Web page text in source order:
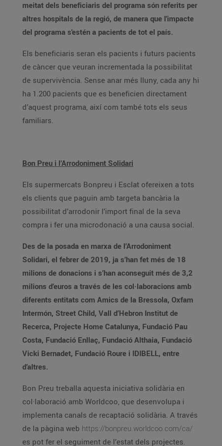
meitat dels beneficiaris del programa són referits per
altres hospitals de la regió, de manera que l'impacte
del programa s'estén a pacients de tot el país.
Els beneficiaris seran els pacients i futurs pacients
de càncer que veuran incrementada la possibilitat
de supervivència. Sense anar més lluny, cada any hi
ha 1.200 pacients que es beneficien directament
d’aquest programa, així com també tots els seus
familiars.
Bon Preu i l’Arrodoniment Solidari
Els supermercats Bonpreu i Esclat ofereixen a tots
els clients que paguin amb targeta bancària la
possibilitat d’arrodonir l’import final de la seva
compra i fer una microdonació a una causa social.
Des de la posada en marxa de l’Arrodoniment
Solidari, el febrer de 2019, ja s’han fet més de 18
milions de donacions i s’han aconseguit més de 3,2
milions d’euros a través de les col·laboracions amb
diferents entitats com Amics de la Bressola, Oxfam
Intermón, Street Child, Vall d’Hebron Institut de
Recerca, Projecte Home Catalunya, Fundació Pau
Costa, Fundació Enllaç, Fundació Althaia, Fundació
Vicki Bernadet, Fundació Roure i IDIBELL, entre
d’altres.
Bon Preu treballa aquesta iniciativa solidària en
col·laboració amb Worldcoo, que desenvolupa i
implementa canals de recaptació solidària. A través
de la pàgina web https://bonpreu.worldcoo.com/ca/
es pot fer el seguiment de l’estat dels projectes.